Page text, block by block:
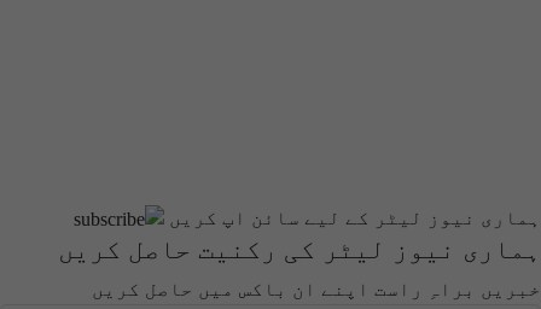
ہماری نیوز لیٹر کے لیے سائن اپ کریں
ہماری نیوز لیٹر کی رکنیت حاصل کریں
خبریں براہِ راست اپنے ان باکس میں حاصل کریں